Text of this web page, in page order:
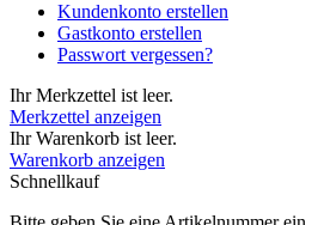
Kundenkonto erstellen
Gastkonto erstellen
Passwort vergessen?
Ihr Merkzettel ist leer.
Merkzettel anzeigen
Ihr Warenkorb ist leer.
Warenkorb anzeigen
Schnellkauf